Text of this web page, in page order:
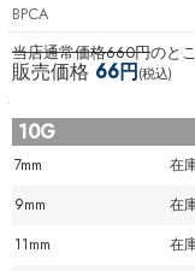
BPCA
当店通常価格660円のと
販売価格 66円(税込)
10G
7mm 在
9mm
在
11mm
在